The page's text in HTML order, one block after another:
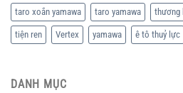
taro xoắn yamawa taro yamawa thương
tiện ren Vertex yamawa ê tô thuỷ lực
DANH MỤC